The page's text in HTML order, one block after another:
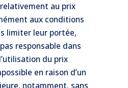
au prix
aux conditions
limiter leur portée,
responsable dans
du prix
en raison d’un
notamment, sans